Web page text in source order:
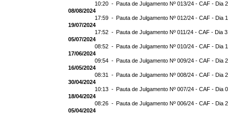
10:20 - Pauta de Julgamento Nº 013/24 - CAF - Dia
08/08/2024
17:59 - Pauta de Julgamento Nº 012/24 - CAF - Dia
19/07/2024
17:52 - Pauta de Julgamento Nº 011/24 - CAF - Dia
05/07/2024
08:52 - Pauta de Julgamento Nº 010/24 - CAF - Dia
17/06/2024
09:54 - Pauta de Julgamento Nº 009/24 - CAF - Dia
16/05/2024
08:31 - Pauta de Julgamento Nº 008/24 - CAF - Dia
30/04/2024
10:13 - Pauta de Julgamento Nº 007/24 - CAF - Dia
18/04/2024
08:26 - Pauta de Julgamento Nº 006/24 - CAF - Dia
05/04/2024